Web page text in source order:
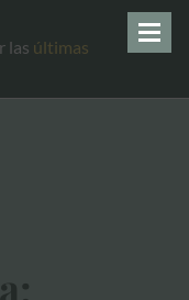
las últimas